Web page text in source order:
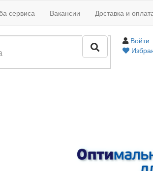
сервиса Вакансии Доставка и
Войти